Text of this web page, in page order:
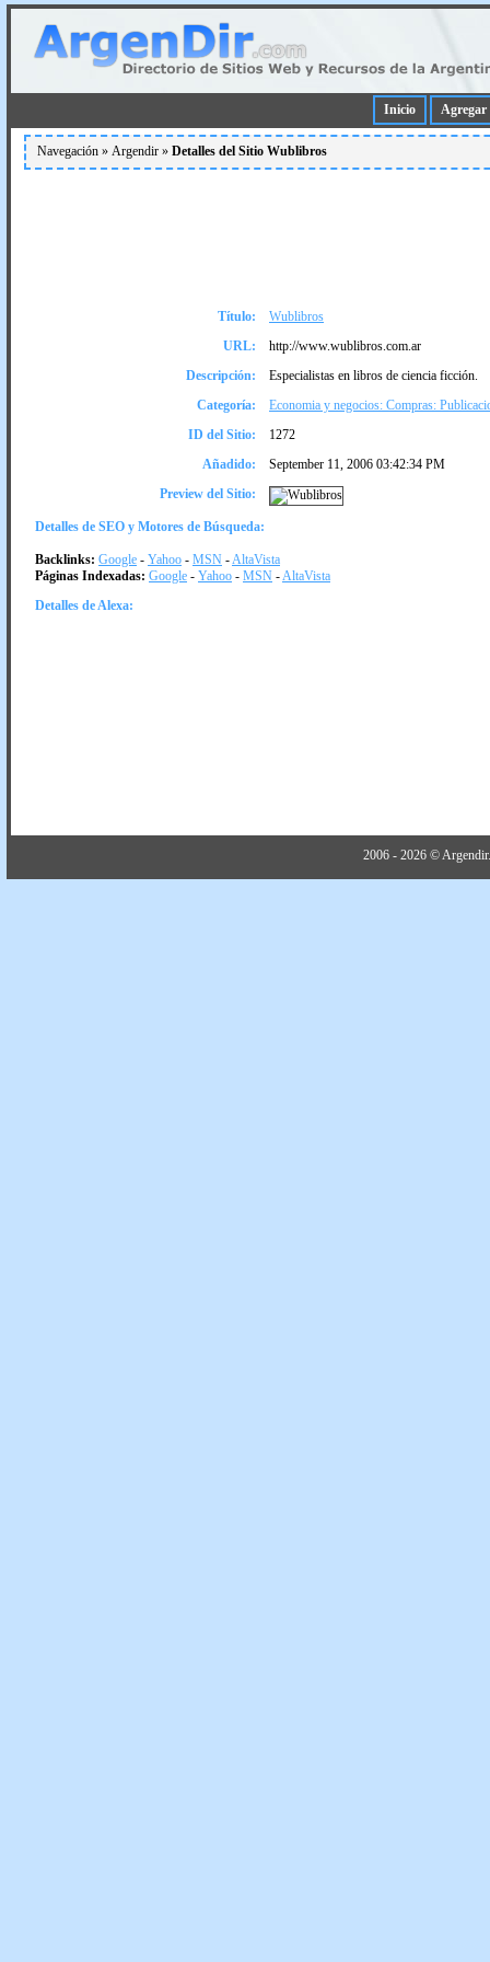
Inicio Agregar
Navegación » Argendir » Detalles del Sitio Wublibros
Título:
Wublibros
URL:
http://www.wublibros.com.ar
Descripción:
Especialistas en libros de ciencia ficción.
Categoría:
Economia y negocios: Compras:
ID del Sitio:
1272
Añadido:
September 11, 2006 03:42:34 PM
Preview del Sitio:
Detalles de SEO y Motores de Búsqueda:
Backlinks: Google - Yahoo - MSN -AltaVista
Páginas Indexadas: Google - Yahoo - MSN -AltaVista
Detalles de Alexa:
2006 - 2026 ©